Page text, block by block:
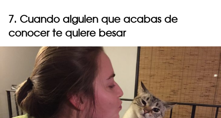
7. Cuando alguien que acabas de
conocer te quiere besar